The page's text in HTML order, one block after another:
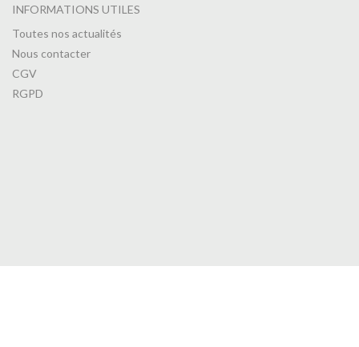
INFORMATIONS UTILES
Toutes nos actualités
Nous contacter
CGV
RGPD